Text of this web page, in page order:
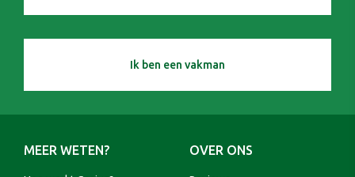
Ik ben een vakman
MEER WETEN? OVER ONS